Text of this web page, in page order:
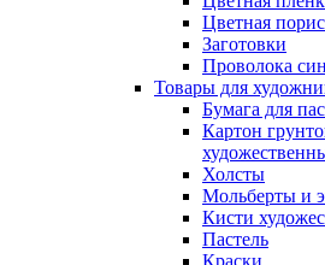
Цветная
Заготовки
Проволока
Товары для
Бумага для
Картон
Холсты
Мольберты и
Кисти
Пастель